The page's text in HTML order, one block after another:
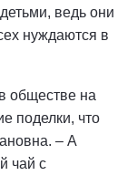
ведь они
нуждаются в
обществе на
поделки, что
– А
чай с